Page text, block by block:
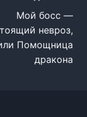
Мой босс —
невроз,
Помощница
дракона